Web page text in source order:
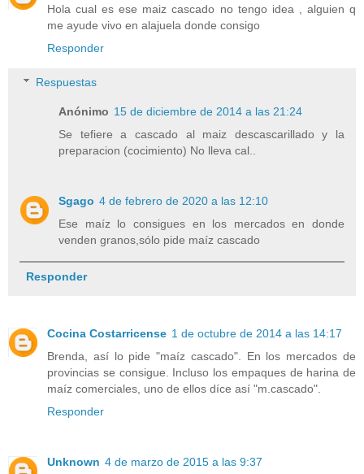
Hola cual es ese maiz cascado no tengo idea , alguien q
me ayude vivo en alajuela donde consigo
Responder
Respuestas
Anónimo 15 de diciembre de 2014 a las 21:24
Se tefiere a cascado al maiz descascarillado y la
preparacion (cocimiento) No lleva cal..
Sgago 4 de febrero de 2020 a las 12:10
Ese maíz lo consigues en los mercados en donde
venden granos,sólo pide maíz cascado
Responder
Cocina Costarricense 1 de octubre de 2014 a las 14:17
Brenda, así lo pide "maíz cascado". En los mercados de
provincias se consigue. Incluso los empaques de harina de
maíz comerciales, uno de ellos díce así "m.cascado".
Responder
Unknown 4 de marzo de 2015 a las 9:37